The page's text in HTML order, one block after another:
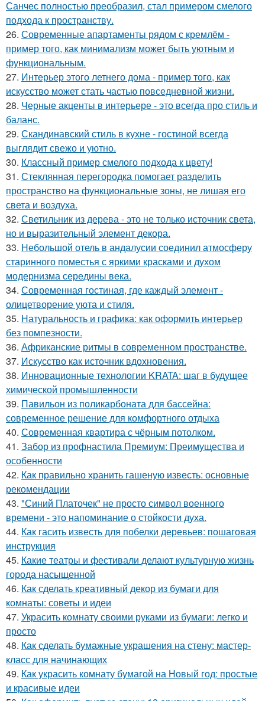
Санчес полностью преобразил, стал примером смелого
подхода к пространству.
26. Современные апартаменты рядом с кремлём -
пример того, как минимализм может быть уютным и
функциональным.
27. Интерьер этого летнего дома - пример того, как
искусство может стать частью повседневной жизни.
28. Черные акценты в интерьере - это всегда про стиль и
баланс.
29. Скандинавский стиль в кухне - гостиной всегда
выглядит свежо и уютно.
30. Классный пример смелого подхода к цвету!
31. Стеклянная перегородка помогает разделить
пространство на функциональные зоны, не лишая его
света и воздуха.
32. Светильник из дерева - это не только источник света,
но и выразительный элемент декора.
33. Небольшой отель в андалусии соединил атмосферу
старинного поместья с яркими красками и духом
модернизма середины века.
34. Современная гостиная, где каждый элемент -
олицетворение уюта и стиля.
35. Натуральность и графика: как оформить интерьер
без помпезности.
36. Африканские ритмы в современном пространстве.
37. Искусство как источник вдохновения.
38. Инновационные технологии KRATA: шаг в будущее
химической промышленности
39. Павильон из поликарбоната для бассейна:
современное решение для комфортного отдыха
40. Современная квартира с чёрным потолком.
41. Забор из профнастила Премиум: Преимущества и
особенности
42. Как правильно хранить гашеную известь: основные
рекомендации
43. "Синий Платочек" не просто символ военного
времени - это напоминание о стойкости духа.
44. Как гасить известь для побелки деревьев: пошаговая
инструкция
45. Какие театры и фестивали делают культурную жизнь
города насыщенной
46. Как сделать креативный декор из бумаги для
комнаты: советы и идеи
47. Украсить комнату своими руками из бумаги: легко и
просто
48. Как сделать бумажные украшения на стену: мастер-
класс для начинающих
49. Как украсить комнату бумагой на Новый год: простые
и красивые идеи